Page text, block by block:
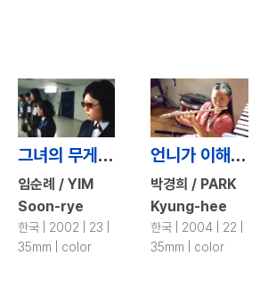
그녀의 무게 / The Weight of Her
임순례 / YIM
Soon-rye
한국 | 2002 | 23 |
35mm | color
언니가 이해하셔야 돼요 / Seaside Flower
박경희 / PARK
Kyung-hee
한국 | 2004 | 22 |
35mm | color